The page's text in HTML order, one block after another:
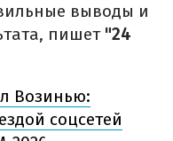
выводы и
пишет "24
Возинью:
соцсетей